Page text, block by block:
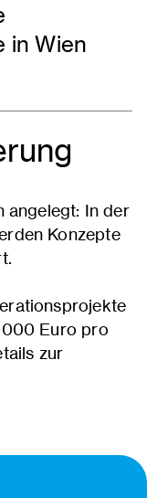
in Wien
angelegt: In der
Konzepte
Euro pro
zur